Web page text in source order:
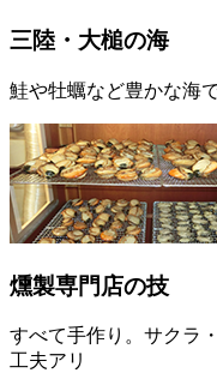
三陸・大槌の海
鮭や牡蠣など豊かな海
燻製専門店の技
すべて手作り。サクラ
工夫アリ